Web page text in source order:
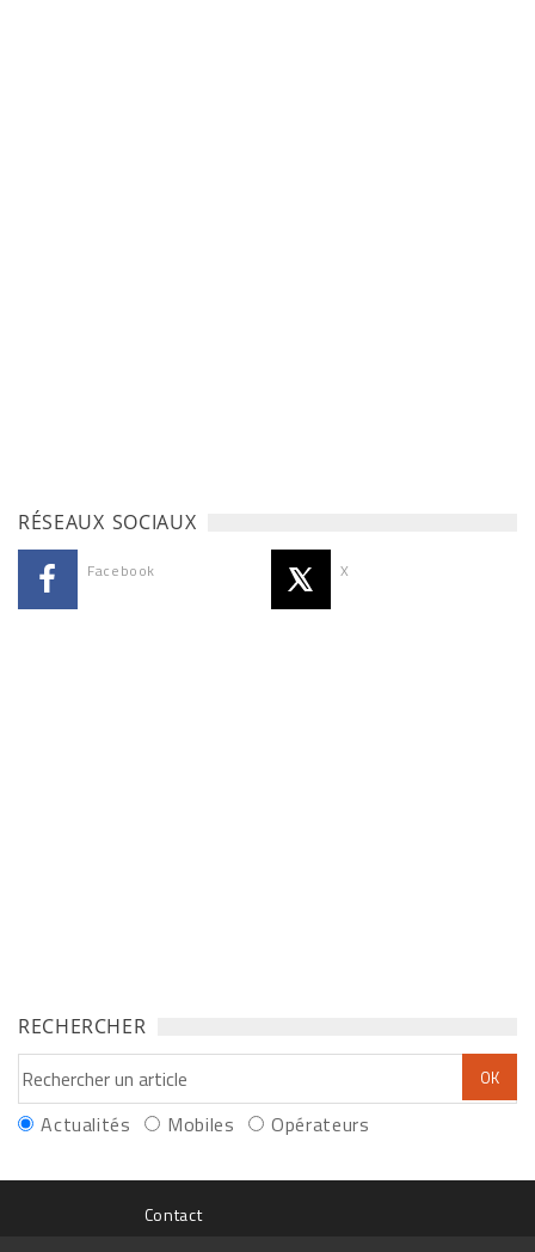
RÉSEAUX SOCIAUX
Facebook X
RECHERCHER
Actualités Mobiles Opérateurs
Contact